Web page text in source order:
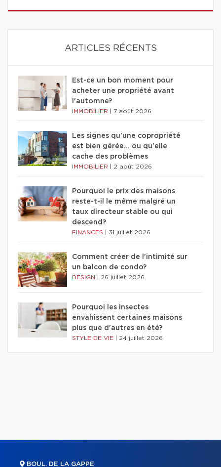
ARTICLES RÉCENTS
Est-ce un bon moment pour
acheter une propriété avant
l'automne?
IMMOBILIER 7 août 2026
Les signes qu'une copropriété
est bien gérée… ou qu'elle
cache des problèmes
IMMOBILIER 2 août 2026
Pourquoi le prix des maisons
reste-t-il le même malgré un
taux directeur stable ou qui
descend?
FINANCES 31 juillet 2026
Comment créer de l'intimité sur
un balcon de condo?
DESIGN 26 juillet 2026
Pourquoi les insectes
envahissent certaines maisons
plus que d'autres en été?
STYLE DE VIE 24 juillet 2026
BOUL. DE LA GAPPE